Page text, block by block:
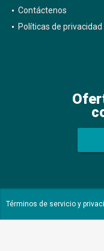
Contáctenos
Políticas de privacidad
Términos de servicio y